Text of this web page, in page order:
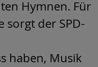
Hymnen. Für
sorgt der SPD-
haben, Musik